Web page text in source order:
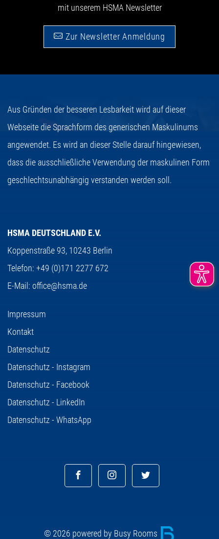
mit unserem HSMA Newsletter
Zur Newsletter Anmeldung
Aus Gründen der besseren Lesbarkeit wird auf dieser
Webseite die Sprachform des generischen Maskulinums
angewendet. Es wird an dieser Stelle darauf hingewiesen,
dass die ausschließliche Verwendung der maskulinen Form
geschlechtsunabhängig verstanden werden soll.
HSMA DEUTSCHLAND E.V.
Koppenstraße 93, 10243 Berlin
Telefon: +49 (0)171 2277 672
E-Mail: office@hsma.de
Impressum
Kontakt
Datenschutz
Datenschutz - Instagram
Datenschutz - Facebook
Datenschutz - LinkedIn
Datenschutz - WhatsApp
© 2026 powered by Busy Rooms